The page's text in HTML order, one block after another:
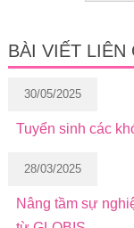
BÀI VIẾT LIÊN
30/05/2025
Tuyển sinh các
28/03/2025
Nâng tầm sự